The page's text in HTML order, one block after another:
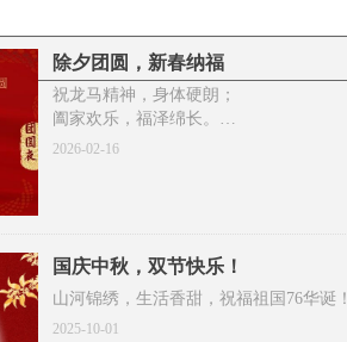
除夕团圆，新春纳福
祝龙马精神，身体硬朗；
阖家欢乐，福泽绵长。
给您拜年了！
2026-02-16
国庆中秋，双节快乐！
山河锦绣，生活香甜，祝福祖国76华诞！
2025-10-01